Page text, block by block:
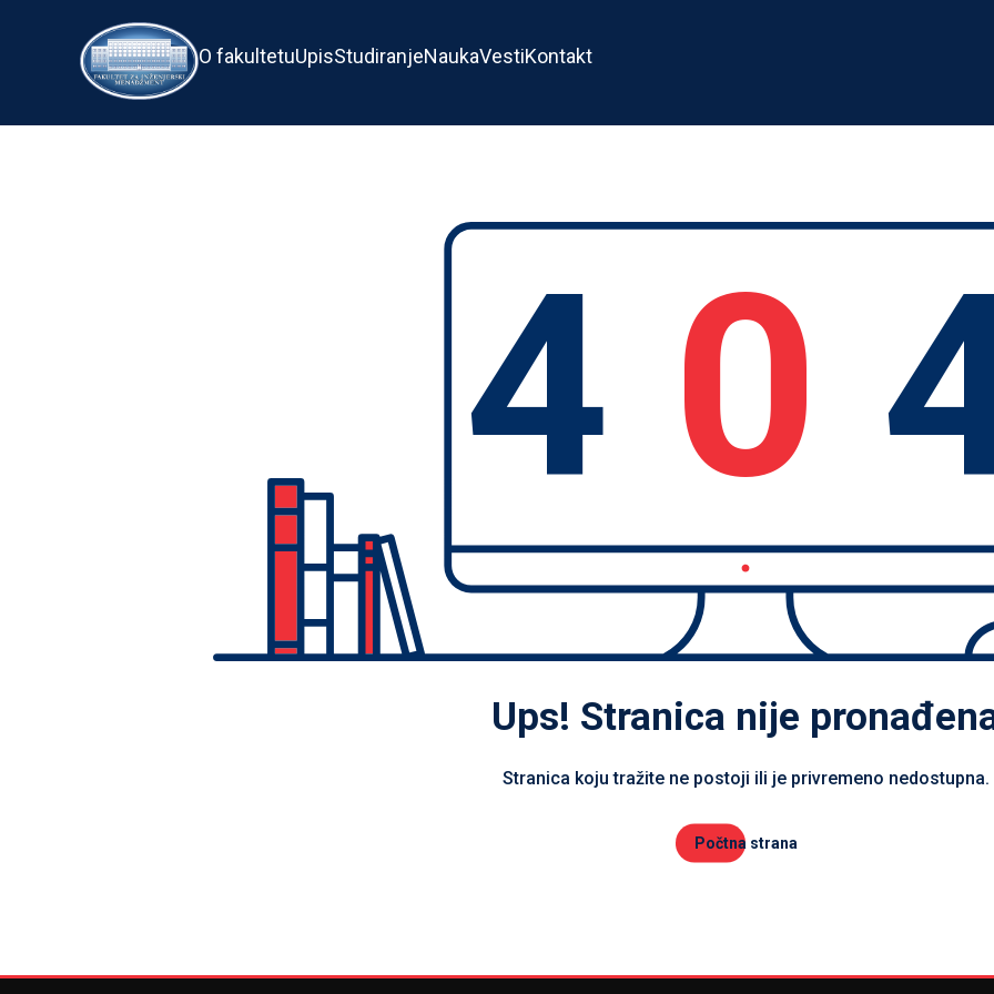
O fakultetuUpisStudiranjeNaukaVestiKontakt
4 0
Ups! Stranica nije
Stranica koju tražite ne postoji ili je privremeno nedostupna.
Počtna strana